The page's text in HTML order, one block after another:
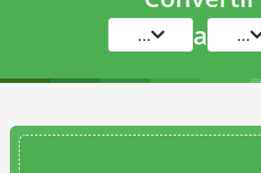
... a ...